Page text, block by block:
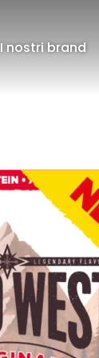
I nostri brand